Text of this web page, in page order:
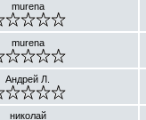
murena
murena
Андрей Л.
николай